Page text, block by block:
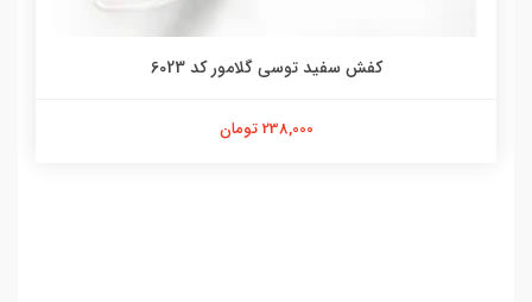
کفش سفید توسی گلامور کد 6023
238,000 تومان